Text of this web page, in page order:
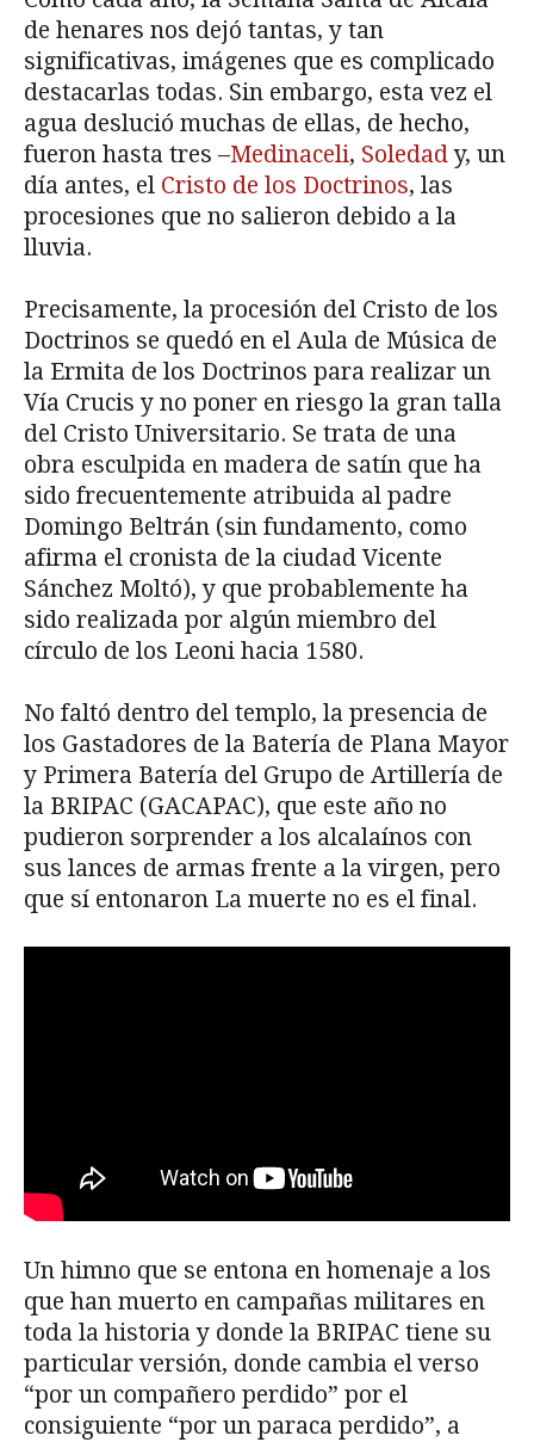
de henares nos dejó tantas, y tan
significativas, imágenes que es complicado
destacarlas todas. Sin embargo, esta vez el
agua deslució muchas de ellas, de hecho,
fueron hasta tres –Medinaceli, Soledad y, un
día antes, el Cristo de los Doctrinos, las
procesiones que no salieron debido a la
lluvia.
Precisamente, la procesión del Cristo de los
Doctrinos se quedó en el Aula de Música de
la Ermita de los Doctrinos para realizar un
Vía Crucis y no poner en riesgo la gran talla
del Cristo Universitario. Se trata de una
obra esculpida en madera de satín que ha
sido frecuentemente atribuida al padre
Domingo Beltrán (sin fundamento, como
afirma el cronista de la ciudad Vicente
Sánchez Moltó), y que probablemente ha
sido realizada por algún miembro del
círculo de los Leoni hacia 1580.
No faltó dentro del templo, la presencia de
los Gastadores de la Batería de Plana Mayor
y Primera Batería del Grupo de Artillería de
la BRIPAC (GACAPAC), que este año no
pudieron sorprender a los alcalaínos con
sus lances de armas frente a la virgen, pero
que sí entonaron La muerte no es el final.
Un himno que se entona en homenaje a los
que han muerto en campañas militares en
toda la historia y donde la BRIPAC tiene su
particular versión, donde cambia el verso
“por un compañero perdido” por el
consiguiente “por un paraca perdido”, a